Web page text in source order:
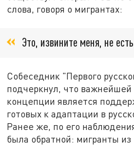
слова, говоря о мигрантах:
Это, извините меня, не
Собеседник "Первого
подчеркнул, что важнейшей
концепции является
готовых к адаптации в
Ранее же, по его
была обратной: мигранты из